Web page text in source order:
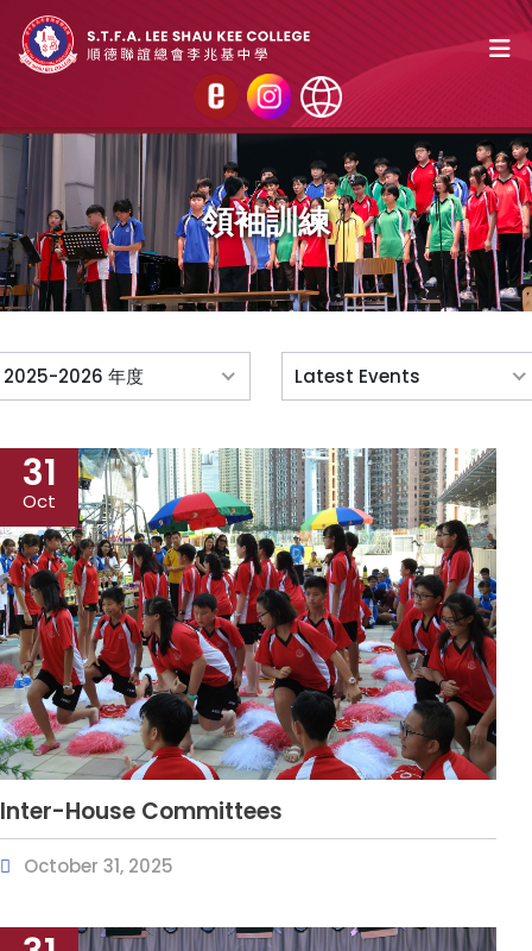
領袖訓練
2025-2026 年度 Latest Events
Inter-House Committees
October 31, 2025
31
Oct